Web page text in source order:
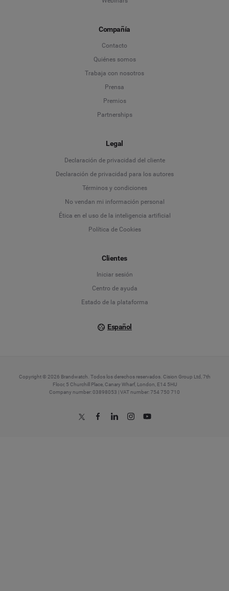
Compañía
Contacto
Quiénes somos
Trabaja con nosotros
Prensa
Premios
Partnerships
Legal
Declaración de privacidad del cliente
Declaración de privacidad para los autores
Términos y condiciones
No vendan mi información personal
Ética en el uso de la inteligencia artificial
Política de Cookies
Clientes
Iniciar sesión
Centro de ayuda
Estado de la plataforma
Español
Copyright © 2026 Brandwatch. Todos los derechos reservados. Cision Group Ltd, 7th
Floor, 5 Churchill Place, Canary Wharf, London, E14 5HU
Company number: 03898053 | VAT number: 754 750 710